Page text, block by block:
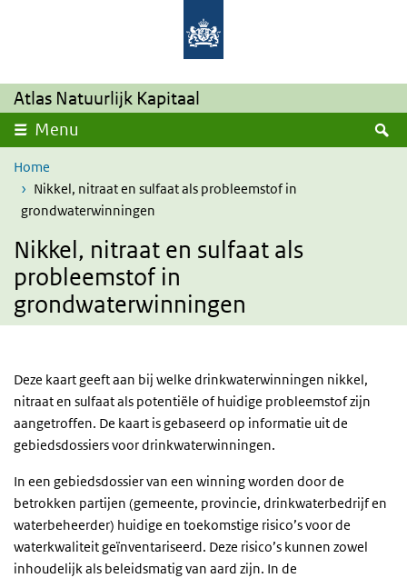
Overslaan en naar de inhoud gaan
Atlas Natuurlijk Kapitaal
Menu
Home
Nikkel, nitraat en sulfaat als probleemstof in
grondwaterwinningen
Nikkel, nitraat en sulfaat als
probleemstof in
grondwaterwinningen
Deze kaart geeft aan bij welke drinkwaterwinningen nikkel,
nitraat en sulfaat als potentiële of huidige probleemstof zijn
aangetroffen. De kaart is gebaseerd op informatie uit de
gebiedsdossiers voor drinkwaterwinningen.
In een gebiedsdossier van een winning worden door de
betrokken partijen (gemeente, provincie, drinkwaterbedrijf en
waterbeheerder) huidige en toekomstige risico’s voor de
waterkwaliteit geïnventariseerd. Deze risico’s kunnen zowel
inhoudelijk als beleidsmatig van aard zijn. In de